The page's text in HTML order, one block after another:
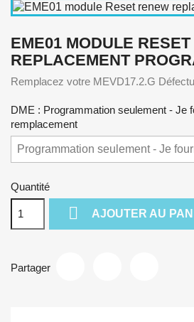
EME01 MODULE
REPLACEMENT
Remplacez votre MEVD17.2.G
DME : Programmation seulement - Je
remplacement
Quantité
 AJOUTER AU
Partager